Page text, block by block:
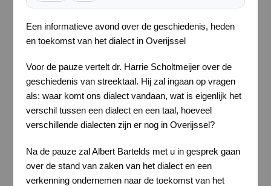
Een informatieve avond over de geschiedenis, heden
en toekomst van het dialect in Overijssel
Voor de pauze vertelt dr. Harrie Scholtmeijer over de
geschiedenis van streektaal. Hij zal ingaan op vragen
als: waar komt ons dialect vandaan, wat is eigenlijk het
verschil tussen een dialect en een taal, hoeveel
verschillende dialecten zijn er nog in Overijssel?
Na de pauze zal Albert Bartelds met u in gesprek gaan
over de stand van zaken van het dialect en een
verkenning ondernemen naar de toekomst van het